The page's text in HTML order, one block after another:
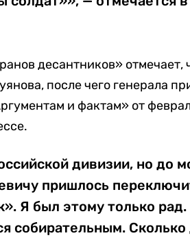
десантников» отмечает,
после чего генерала
и фактам» от
дивизии, но до
пришлось
Я был этому только
собирательным.